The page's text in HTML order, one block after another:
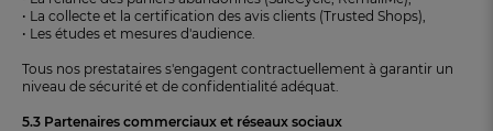
• La collecte et la certification des avis clients (Trusted Shops),
• Les études et mesures d'audience.
Tous nos prestataires s'engagent contractuellement à garantir un
niveau de sécurité et de confidentialité adéquat.
5.3 Partenaires commerciaux et réseaux sociaux